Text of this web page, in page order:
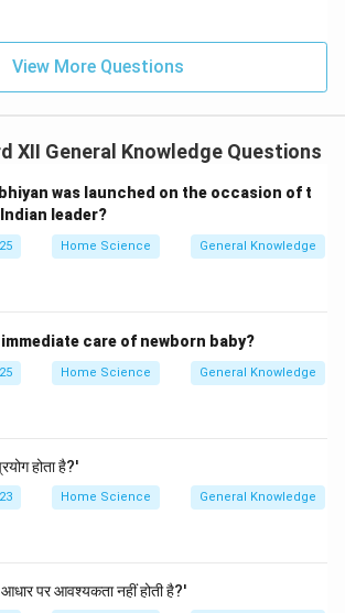
View More Questions
XII General Knowledge Questions
was launched on the occasion of t
leader?
Home Science General Knowledge
care of newborn baby?
Home Science General Knowledge
होता है?'
Home Science General Knowledge
पर आवश्यकता नहीं होती है?'